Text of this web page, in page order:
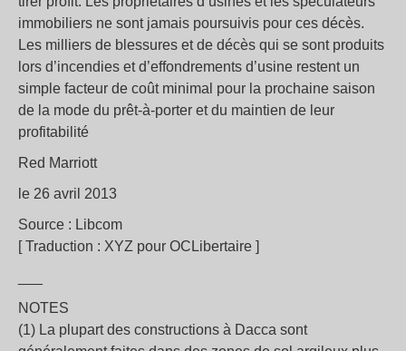
immobiliers ne sont jamais poursuivis pour ces décès.
Les milliers de blessures et de décès qui se sont produits
lors d’incendies et d’effondrements d’usine restent un
simple facteur de coût minimal pour la prochaine saison
de la mode du prêt-à-porter et du maintien de leur
profitabilité
Red Marriott
le 26 avril 2013
Source : Libcom
[ Traduction : XYZ pour OCLibertaire ]
NOTES
(1) La plupart des constructions à Dacca sont